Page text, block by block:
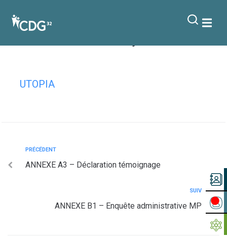
ANNEXE A4 – CM – pièces à fournir
UTOPIA
PRÉCÉDENT
ANNEXE A3 – Déclaration témoignage
SUIV
ANNEXE B1 – Enquête administrative MP